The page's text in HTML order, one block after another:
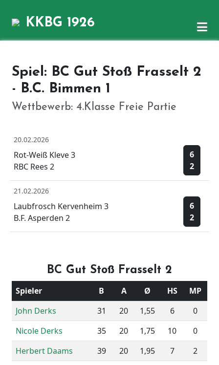
KKBG 1926
Spiel: BC Gut Stoß Frasselt 2
- B.C. Bimmen 1
Wettbewerb: 4.Klasse Freie Partie
20.02.2026
Rot-Weiß Kleve 3
RBC Rees 2
6
2
21.02.2026
Laubfrosch Kervenheim 3
B.F. Asperden 2
6
2
BC Gut Stoß Frasselt 2
Spieler B A Ø HS
MP
John Derks
31 20 1,55 6
0
Nicole Derks
35 20 1,75 10
0
Herbert Daams
39 20 1,95 7
2